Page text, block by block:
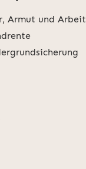
Armut und Arbeit